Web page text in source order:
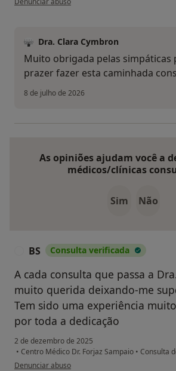
Dra. Clara Cymbron
Muito obrigada pelas simpáticas
prazer fazer esta caminhada
8 de julho de 2026
As opiniões ajudam você a
médicos/clínicas
Sim Não
BS Consulta verificada
A cada consulta que passa a
muito querida deixando-me
Tem sido uma experiência
por toda a dedicação
2 de dezembro de 2025
• Centro Médico Dr. Forjaz Sampaio • Consulta
na opinião do utilizador BS
Denunciar abuso